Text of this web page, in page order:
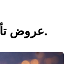
عروض تأجير السيارات والحافلات اليوم.